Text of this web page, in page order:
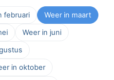
februari
Weer in maart
Weer in juni
in oktober